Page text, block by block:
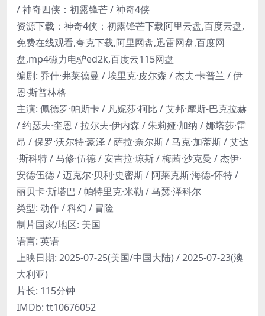
/ 神奇四侠：初露锋芒 / 神奇4侠
资源下载：神奇4侠：初露锋芒下载阿里云盘,百度云盘,
免费在线观看,夸克下载,阿里网盘,迅雷网盘,百度网
盘,mp4磁力电驴ed2k,百度云115网盘
编剧: 乔什·弗莱德曼 / 埃里克·皮尔森 / 杰夫·卡普兰 / 伊
恩·斯普林格
主演: 佩德罗·帕斯卡 / 凡妮莎·柯比 / 艾邦·摩斯-巴克拉赫
/ 约瑟夫·奎恩 / 拉尔夫·伊内森 / 朱莉娅·加纳 / 娜塔莎·雷
昂 / 保罗·沃尔特·豪泽 / 萨拉·奈尔斯 / 马克·加蒂斯 / 艾达
·斯科特 / 马修·伍德 / 安吉拉·琼斯 / 梅茜·沙克曼 / 杰伊·
安德伍德 / 迈克尔·贝利·史密斯 / 阿莱克斯·海德-怀特 /
丽贝卡·斯塔巴 / 帕特里克·米勒 / 马瑟·泽科尔
类型: 动作 / 科幻 / 冒险
制片国家/地区: 美国
语言: 英语
上映日期: 2025-07-25(美国/中国大陆) / 2025-07-23(澳
大利亚)
片长: 115分钟
IMDb: tt10676052